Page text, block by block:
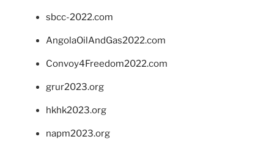
sbcc-2022.com
AngolaOilAndGas2022.com
Convoy4Freedom2022.com
grur2023.org
hkhk2023.org
napm2023.org